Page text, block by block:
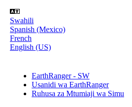
Swahili
Spanish (Mexico)
French
English (US)
EarthRanger - SW
Usanidi wa EarthRanger
Ruhusa za Mtumiaji wa Simu